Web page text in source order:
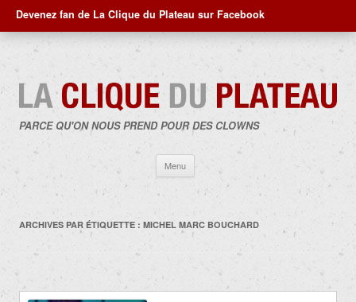
Devenez fan de La Clique du Plateau sur Facebook
PARCE QU'ON NOUS PREND POUR DES CLOWNS
Menu
contenu
ARCHIVES PAR ÉTIQUETTE : MICHEL MARC BOUCHARD